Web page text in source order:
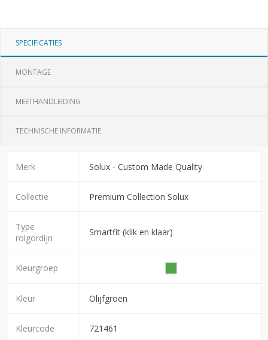
SPECIFICATIES
MONTAGE
MEETHANDLEIDING
TECHNISCHE INFORMATIE
Merk Solux - Custom Made Quality
Collectie Premium Collection Solux
Type
rolgordijn
Smartfit (klik en klaar)
Kleurgroep
Kleur Olijfgroen
Kleurcode 721461